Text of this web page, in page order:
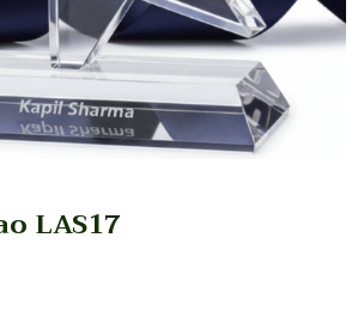
LAS17